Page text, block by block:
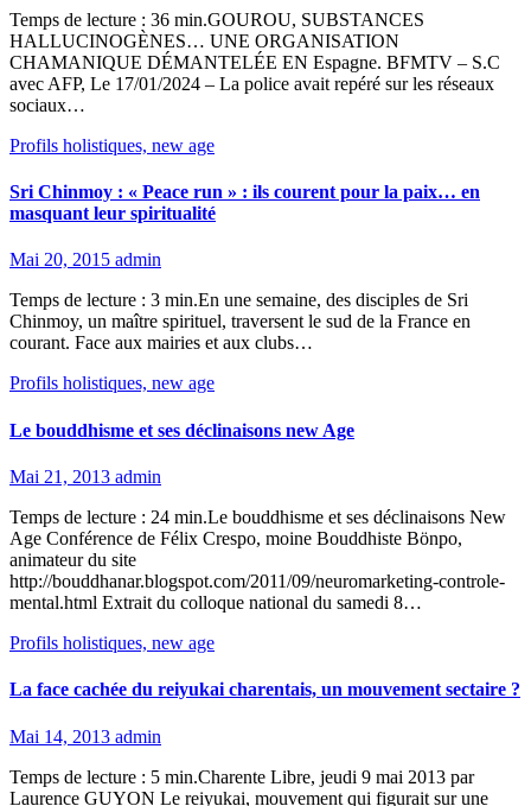
Temps de lecture : 36 min.GOUROU, SUBSTANCES
HALLUCINOGÈNES… UNE ORGANISATION
CHAMANIQUE DÉMANTELÉE EN Espagne. BFMTV – S.C
avec AFP, Le 17/01/2024 – La police avait repéré sur les réseaux
sociaux…
Profils holistiques, new age
Sri Chinmoy : « Peace run » : ils courent pour la paix… en
masquant leur spiritualité
Mai 20, 2015 admin
Temps de lecture : 3 min.En une semaine, des disciples de Sri
Chinmoy, un maître spirituel, traversent le sud de la France en
courant. Face aux mairies et aux clubs…
Profils holistiques, new age
Le bouddhisme et ses déclinaisons new Age
Mai 21, 2013 admin
Temps de lecture : 24 min.Le bouddhisme et ses déclinaisons New
Age Conférence de Félix Crespo, moine Bouddhiste Bönpo,
animateur du site
http://bouddhanar.blogspot.com/2011/09/neuromarketing-controle-
mental.html Extrait du colloque national du samedi 8…
Profils holistiques, new age
La face cachée du reiyukai charentais, un mouvement sectaire ?
Mai 14, 2013 admin
Temps de lecture : 5 min.Charente Libre, jeudi 9 mai 2013 par
Laurence GUYON Le reiyukai, mouvement qui figurait sur une